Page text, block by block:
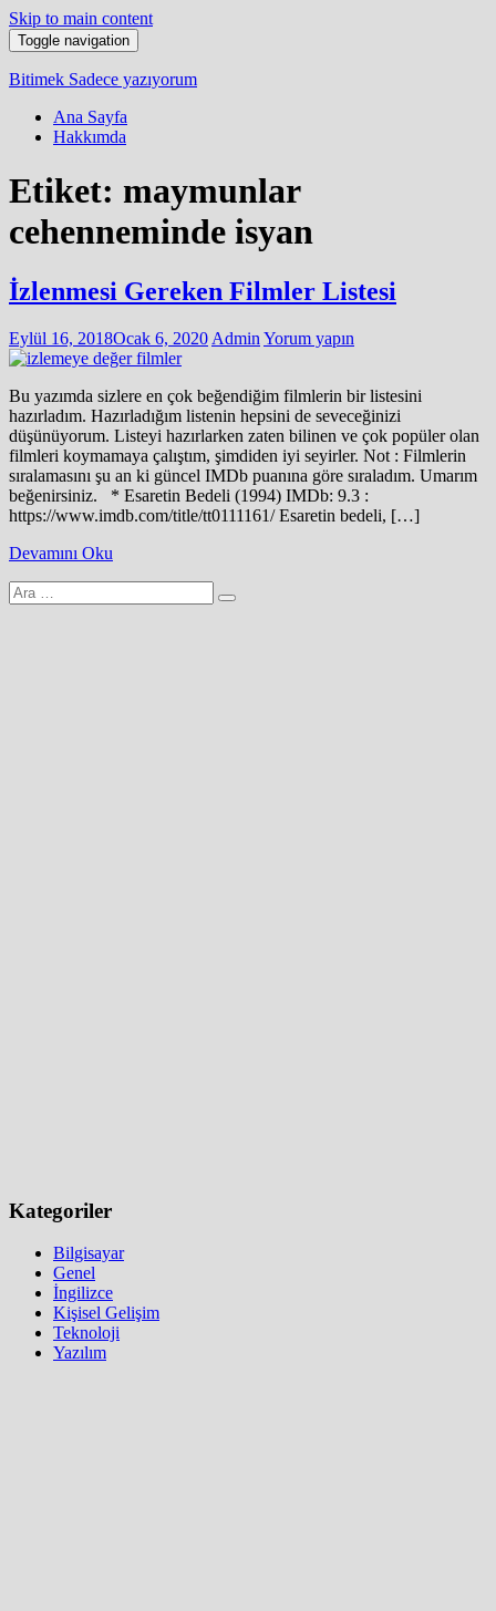
Skip to main content
Toggle navigation
Bitimek Sadece yazıyorum
Ana Sayfa
Hakkımda
Etiket: maymunlar
cehenneminde isyan
İzlenmesi Gereken Filmler Listesi
Eylül 16, 2018Ocak 6, 2020 Admin Yorum yapın
Bu yazımda sizlere en çok beğendiğim filmlerin bir listesini
hazırladım. Hazırladığım listenin hepsini de seveceğinizi
düşünüyorum. Listeyi hazırlarken zaten bilinen ve çok popüler olan
filmleri koymamaya çalıştım, şimdiden iyi seyirler. Not : Filmlerin
sıralamasını şu an ki güncel IMDb puanına göre sıraladım. Umarım
beğenirsiniz. * Esaretin Bedeli (1994) IMDb: 9.3 :
https://www.imdb.com/title/tt0111161/ Esaretin bedeli, […]
Devamını Oku
Arama
yap:
Kategoriler
Bilgisayar
Genel
İngilizce
Kişisel Gelişim
Teknoloji
Yazılım